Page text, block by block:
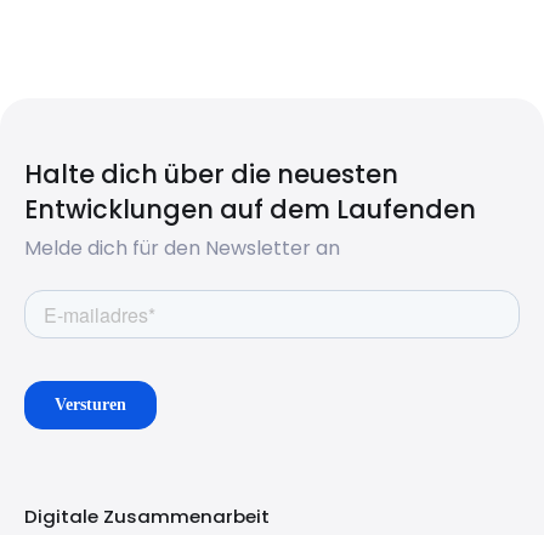
Halte dich über die neuesten
Entwicklungen auf dem Laufenden
Melde dich für den Newsletter an
Digitale Zusammenarbeit